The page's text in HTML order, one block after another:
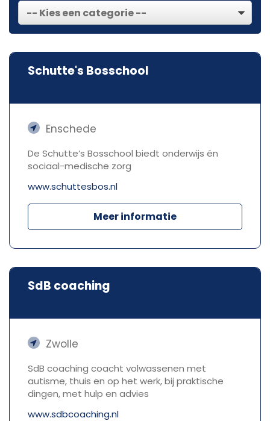
Schutte's Bosschool
Enschede
De Schutte’s Bosschool biedt onderwijs én
sociaal-medische zorg
www.schuttesbos.nl
Meer informatie
SdB coaching
Zwolle
SdB coaching coacht volwassenen met
autisme, thuis en op het werk, bij praktische
dingen, met hulp en advies
www.sdbcoaching.nl